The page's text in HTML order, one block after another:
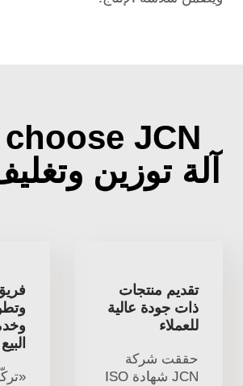
JCN
آلة توزين
تقديم منتجات
ذات جودة عالية
للعملاء
حققت شركة
JCN شهادة ISO